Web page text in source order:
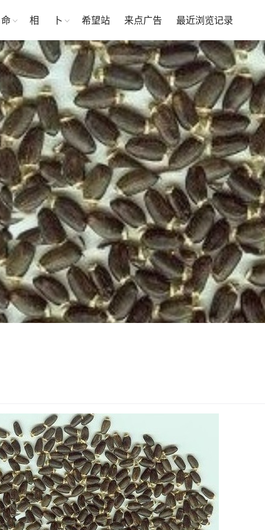
命 相 卜 希望站 来点广告 最近浏览记录